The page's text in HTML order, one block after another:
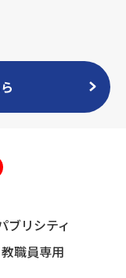
ブリシティ
教職員専用